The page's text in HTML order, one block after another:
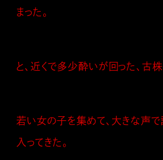
まった。
と、近くで多少酔いが回った、古
若い女の子を集めて、大きな声
入ってきた。